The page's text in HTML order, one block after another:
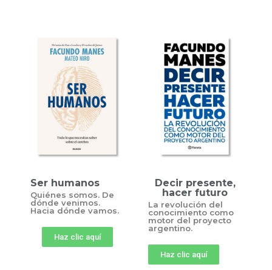
Ser humanos
Quiénes somos. De
dónde venimos.
Hacia dónde vamos.
Haz clic aquí
Decir presente,
hacer futuro
La revolución del
conocimiento como
motor del proyecto
argentino.
Haz clic aquí